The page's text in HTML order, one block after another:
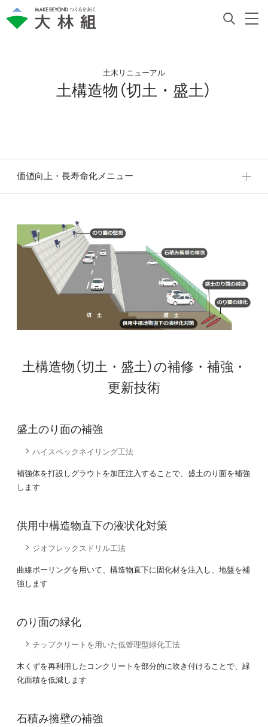
土木リニューアル
土構造物（切土・盛土）
価値向上・長寿命化メニュー
土構造物（切土・盛土）の補修・補強・
更新技術
盛土のり面の補強
ハイスペックネイリング工法
補強体を打設しグラウトを加圧注入することで、盛土のり面を補強
します
供用中構造物直下の液状化対策
ジオフレックスドリル工法
曲線ボーリングを用いて、構造物直下に固化材を注入し、地盤を補
強します
のり面の緑化
チップクリートを用いた低管理型緑化工法
木くずを再利用したコンクリートを部分的に吹き付けることで、緑
化面積を低減します
石積み擁壁の補強